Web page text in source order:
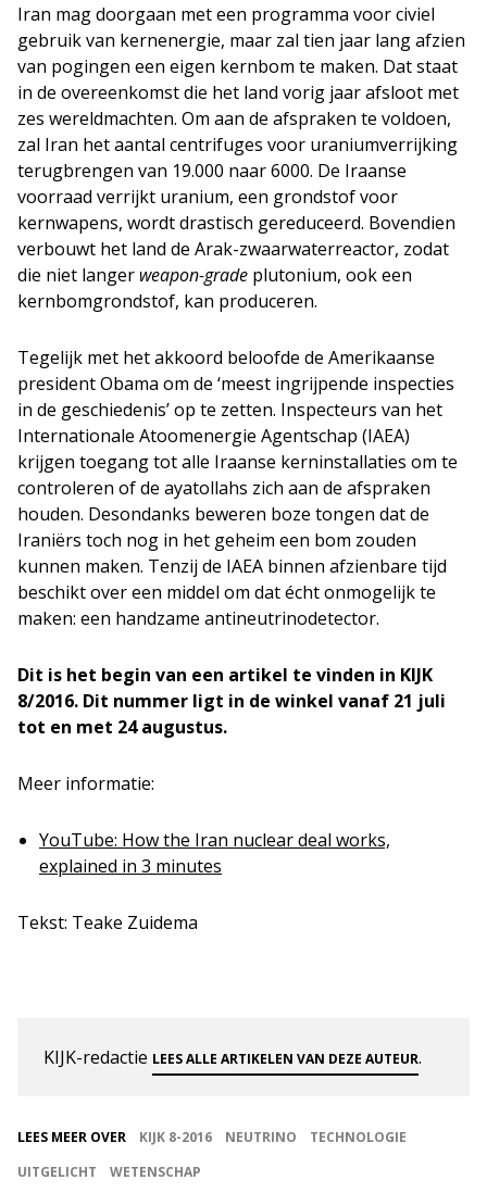
Iran mag doorgaan met een programma voor civiel
gebruik van kernenergie, maar zal tien jaar lang afzien
van pogingen een eigen kernbom te maken. Dat staat
in de overeenkomst die het land vorig jaar afsloot met
zes wereldmachten. Om aan de afspraken te voldoen,
zal Iran het aantal centrifuges voor uraniumverrijking
terugbrengen van 19.000 naar 6000. De Iraanse
voorraad verrijkt uranium, een grondstof voor
kernwapens, wordt drastisch gereduceerd. Bovendien
verbouwt het land de Arak-zwaarwaterreactor, zodat
die niet langer weapon-grade plutonium, ook een
kernbomgrondstof, kan produceren.
Tegelijk met het akkoord beloofde de Amerikaanse
president Obama om de ‘meest ingrijpende inspecties
in de geschiedenis’ op te zetten. Inspecteurs van het
Internationale Atoomenergie Agentschap (IAEA)
krijgen toegang tot alle Iraanse kerninstallaties om te
controleren of de ayatollahs zich aan de afspraken
houden. Desondanks beweren boze tongen dat de
Iraniërs toch nog in het geheim een bom zouden
kunnen maken. Tenzij de IAEA binnen afzienbare tijd
beschikt over een middel om dat écht onmogelijk te
maken: een handzame antineutrinodetector.
Dit is het begin van een artikel te vinden in KIJK
8/2016. Dit nummer ligt in de winkel vanaf 21 juli
tot en met 24 augustus.
Meer informatie:
YouTube: How the Iran nuclear deal works,
explained in 3 minutes
Tekst: Teake Zuidema
KIJK-redactie LEES ALLE ARTIKELEN VAN DEZE AUTEUR.
LEES MEER OVER KIJK 8-2016 NEUTRINO
TECHNOLOGIE
UITGELICHT
WETENSCHAP